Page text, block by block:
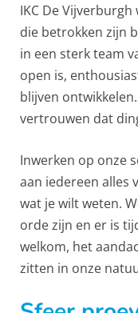
IKC De
die betrokken zijn
in een sterk team
open is,
blijven
vertrouwen dat
Inwerken op onze
aan iedereen alles
wat je wilt weten.
orde zijn en er is
welkom, het
zitten in onze